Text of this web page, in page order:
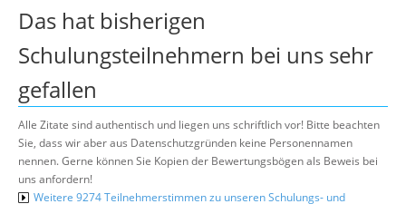
Das hat bisherigen
Schulungsteilnehmern bei uns sehr
gefallen
Alle Zitate sind authentisch und liegen uns schriftlich vor! Bitte beachten
Sie, dass wir aber aus Datenschutzgründen keine Personennamen
nennen. Gerne können Sie Kopien der Bewertungsbögen als Beweis bei
uns anfordern!
Weitere 9274 Teilnehmerstimmen zu unseren Schulungs- und